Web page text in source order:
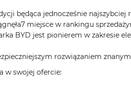
będąca jednocześnie najszybciej
miejsce w rankingu
BYD jest pionierem w zakresie
rozwiązaniem
w swojej ofercie: